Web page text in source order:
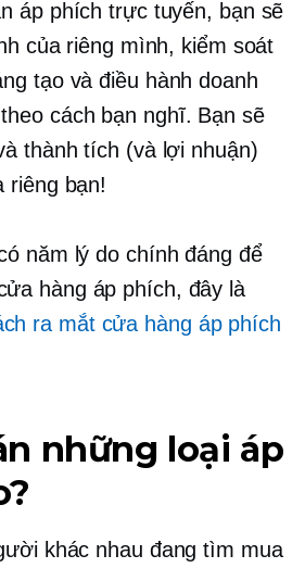
áp phích trực tuyến, bạn sẽ
của riêng mình, kiểm soát
tạo và điều hành doanh
cách bạn nghĩ. Bạn sẽ
thành tích (và lợi nhuận)
riêng bạn!
năm lý do chính đáng để
hàng áp phích, đây là
ra mắt cửa hàng áp phích
những loại áp
khác nhau đang tìm mua